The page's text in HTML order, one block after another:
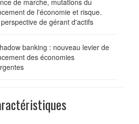
de l'économie et risque.
de gérant d'actifs
banking : nouveau levier de
des économies